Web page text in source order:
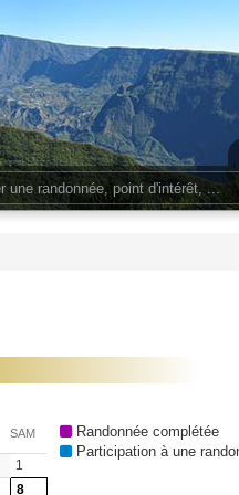
SAM
1
8
Randonnée complétée
Participation à une